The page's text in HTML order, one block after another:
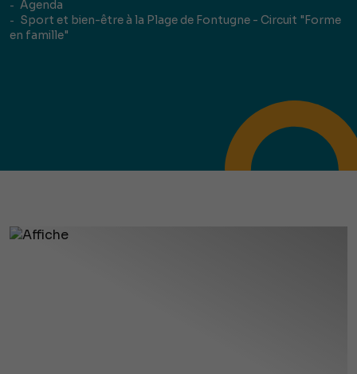
Agenda
Sport et bien-être à la Plage de Fontugne - Circuit "Forme
en famille"